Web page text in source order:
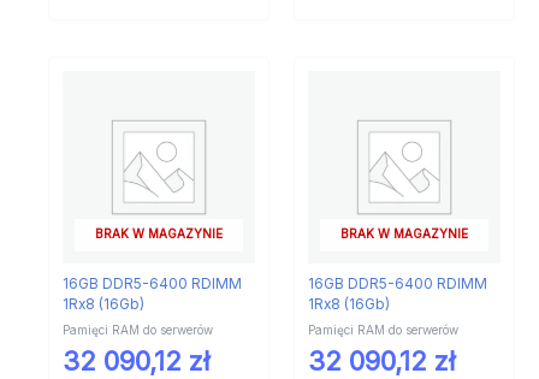
BRAK W MAGAZYNIE
16GB DDR5-6400 RDIMM
1Rx8 (16Gb)
Pamięci RAM do serwerów
32 090,12 zł
BRAK W MAGAZYNIE
16GB DDR5-6400 RDIMM
1Rx8 (16Gb)
Pamięci RAM do serwerów
32 090,12 zł